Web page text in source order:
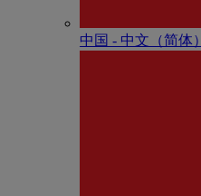
中国 - 中⽂（简体）